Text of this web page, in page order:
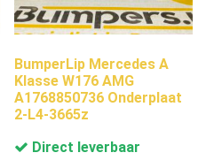
BumperLip Mercedes A
Klasse W176 AMG
A1768850736 Onderplaat
2-L4-3665z
Direct leverbaar